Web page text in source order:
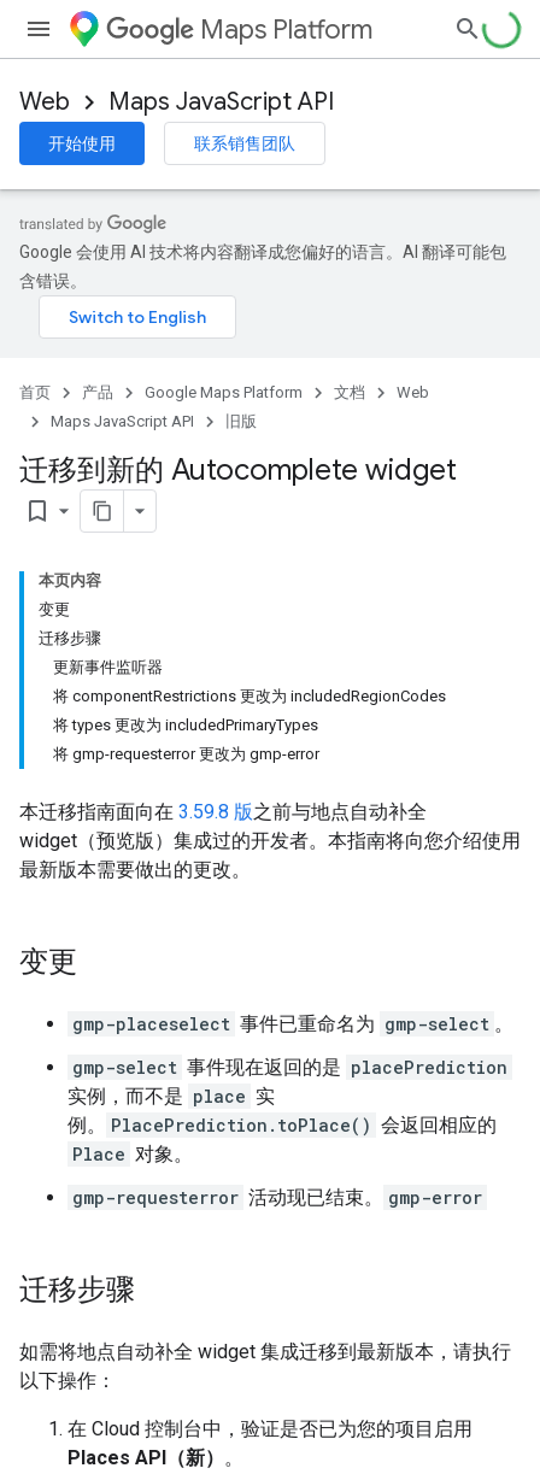
Maps Platform
Web Maps JavaScript API
开始使用 联系销售团队
Google 会使用 AI 技术将内容翻译成您偏好的语言。AI 翻译可能包
含错误。
首页 产品 Google Maps Platform 文档
Web
Maps JavaScript API
旧版
迁移到新的 Autocomplete widget
bookmark_border
本页内容
变更
迁移步骤
更新事件监听器
将 componentRestrictions 更改为 includedRegionCodes
将 types 更改为 includedPrimaryTypes
将 gmp-requesterror 更改为 gmp-error
本迁移指南面向在 3.59.8 版之前与地点自动补全
widget（预览版）集成过的开发者。本指南将向您介绍使用
最新版本需要做出的更改。
变更
gmp-placeselect 事件已重命名为 gmp-select 。
gmp-select 事件现在返回的是 placePrediction
实例，而不是 place 实
例。
PlacePrediction.toPlace() 会返回相应的
Place 对象。
gmp-requesterror 活动现已结束。 gmp-error
迁移步骤
如需将地点自动补全 widget 集成迁移到最新版本，请执行
以下操作：
在 Cloud 控制台中，验证是否已为您的项目启用
Places API（新） 。